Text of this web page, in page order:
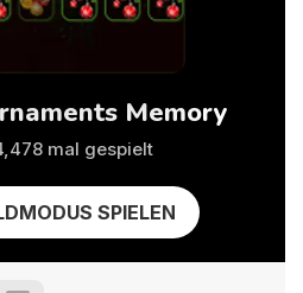
Memory
mal gespielt
SPIELEN